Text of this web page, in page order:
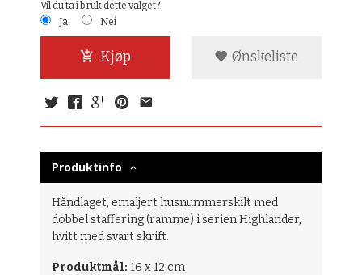
Vil du ta i bruk dette valget?
Ja
Nei
Kjøp Ønskeliste
Produktinfo
Håndlaget, emaljert husnummerskilt med
dobbel staffering (ramme) i serien Highlander,
hvitt med svart skrift.
Produktmål: 16 x 12 cm